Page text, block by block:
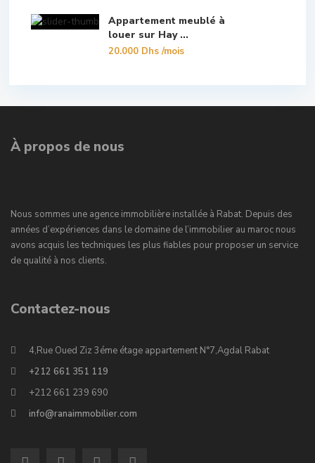
Appartement meublé à
louer sur Hay ...
20.000 Dhs/mois
À propos de nous
Nous sommes une agence immobilière installée à Rabat. Depuis des
années d’expériences dans le domaine de l’immobilier au maroc nous
avons acquis les techniques les plus fiables pour proposer un service
de qualité à nos clients.
Contactez-nous
4,Rue Oued Ziz 3éme étage appartement N°7,Agdal Rabat
+212 661 351 119
+212 661 239 690
info@ranaimmobilier.com